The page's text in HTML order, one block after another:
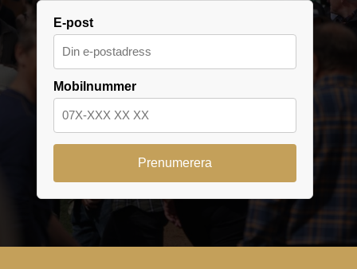
E-post
Mobilnummer